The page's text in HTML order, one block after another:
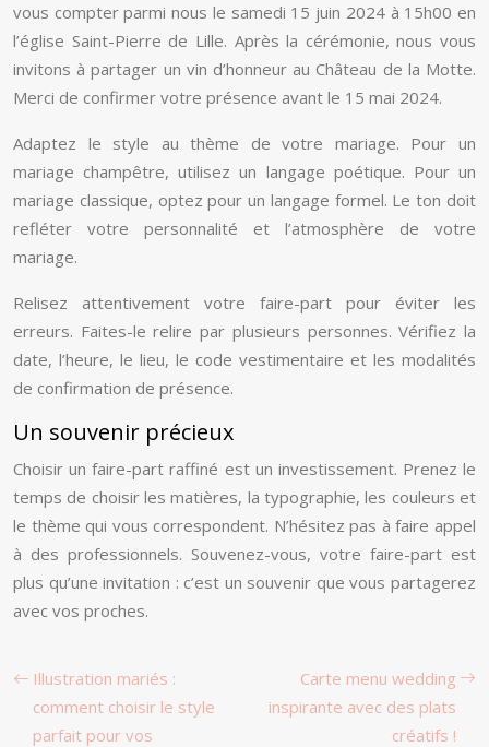
vous compter parmi nous le samedi 15 juin 2024 à 15h00 en
l’église Saint-Pierre de Lille. Après la cérémonie, nous vous
invitons à partager un vin d’honneur au Château de la Motte.
Merci de confirmer votre présence avant le 15 mai 2024.
Adaptez le style au thème de votre mariage. Pour un
mariage champêtre, utilisez un langage poétique. Pour un
mariage classique, optez pour un langage formel. Le ton doit
refléter votre personnalité et l’atmosphère de votre
mariage.
Relisez attentivement votre faire-part pour éviter les
erreurs. Faites-le relire par plusieurs personnes. Vérifiez la
date, l’heure, le lieu, le code vestimentaire et les modalités
de confirmation de présence.
Un souvenir précieux
Choisir un faire-part raffiné est un investissement. Prenez le
temps de choisir les matières, la typographie, les couleurs et
le thème qui vous correspondent. N’hésitez pas à faire appel
à des professionnels. Souvenez-vous, votre faire-part est
plus qu’une invitation : c’est un souvenir que vous partagerez
avec vos proches.
Illustration mariés :
comment choisir le style
parfait pour vos
Carte menu wedding
inspirante avec des plats
créatifs !